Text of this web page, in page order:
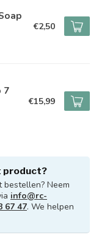
€2,50
7
€15,99
product?
Neem
info@rc-
67 47. We helpen